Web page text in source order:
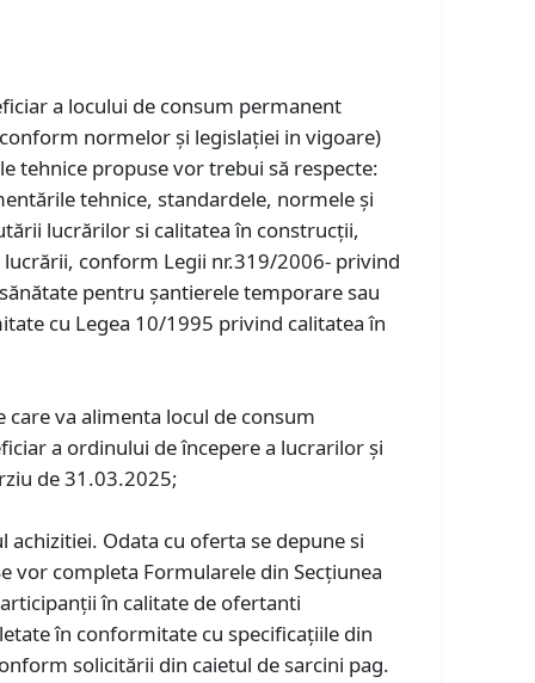
a locului de consum permanent
normelor și legislaţiei in vigoare)
tehnice propuse vor trebui să respecte:
tehnice, standardele, normele și
lucrărilor si calitatea în construcţii,
conform Legii nr.319/2006- privind
pentru șantierele temporare sau
cu Legea 10/1995 privind calitatea în
va alimenta locul de consum
a ordinului de începere a lucrarilor și
de 31.03.2025;
Odata cu oferta se depune si
vor completa Formularele din Secțiunea
în calitate de ofertanti
în conformitate cu specificațiile din
solicitării din caietul de sarcini pag.